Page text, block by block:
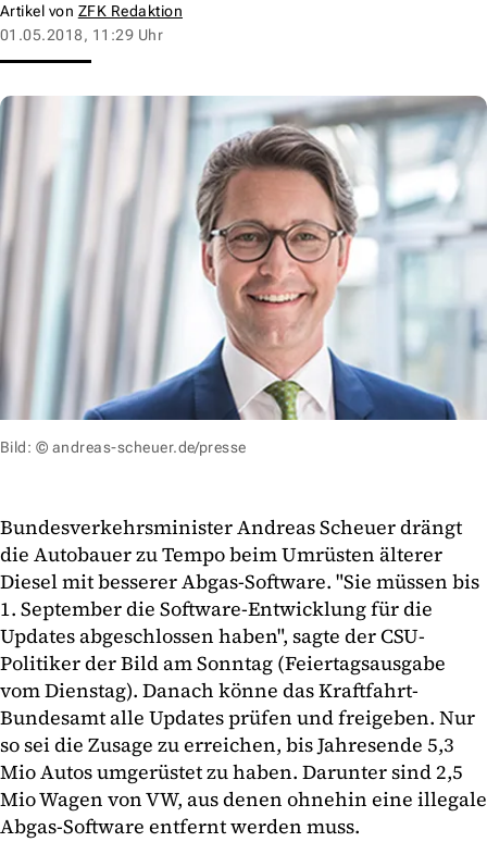
Artikel von ZFK Redaktion
01.05.2018, 11:29 Uhr
Bild: © andreas-scheuer.de/presse
Bundesverkehrsminister Andreas Scheuer drängt
die Autobauer zu Tempo beim Umrüsten älterer
Diesel mit besserer Abgas-Software. "Sie müssen bis
1. September die Software-Entwicklung für die
Updates abgeschlossen haben", sagte der CSU-
Politiker der Bild am Sonntag (Feiertagsausgabe
vom Dienstag). Danach könne das Kraftfahrt-
Bundesamt alle Updates prüfen und freigeben. Nur
so sei die Zusage zu erreichen, bis Jahresende 5,3
Mio Autos umgerüstet zu haben. Darunter sind 2,5
Mio Wagen von VW, aus denen ohnehin eine illegale
Abgas-Software entfernt werden muss.